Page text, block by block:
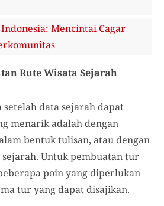
Mencintai Cagar
Rute Wisata Sejarah
data sejarah dapat
menarik adalah dengan
bentuk tulisan, atau dengan
Untuk pembuatan tur
poin yang diperlukan
tur yang dapat disajikan.